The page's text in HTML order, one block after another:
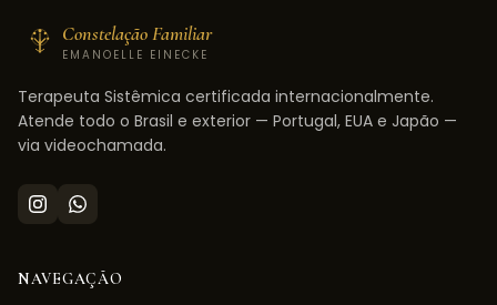
Constelação Familiar
EMANOELLE EINECKE
Terapeuta Sistêmica certificada internacionalmente.
Atende todo o Brasil e exterior — Portugal, EUA e Japão —
via videochamada.
NAVEGAÇÃO